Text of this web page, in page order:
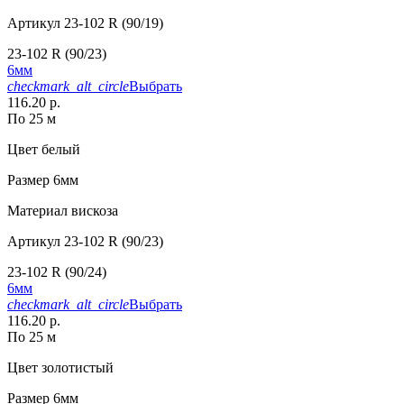
Артикул 23-102 R (90/19)
23-102 R (90/23)
6мм
checkmark_alt_circleВыбрать
116.20 р.
По 25 м
Цвет белый
Размер 6мм
Материал вискоза
Артикул 23-102 R (90/23)
23-102 R (90/24)
6мм
checkmark_alt_circleВыбрать
116.20 р.
По 25 м
Цвет золотистый
Размер 6мм